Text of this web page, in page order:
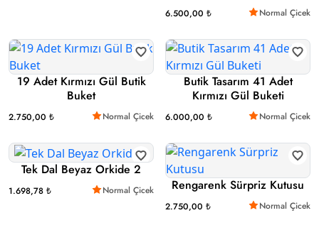
6.500,00 ₺ Normal Çicek
19 Adet Kırmızı Gül Butik
Buket
2.750,00 ₺ Normal Çicek
Butik Tasarım 41 Adet
Kırmızı Gül Buketi
6.000,00 ₺ Normal Çicek
Tek Dal Beyaz Orkide 2
1.698,78 ₺ Normal Çicek Rengarenk Sürpriz Kutusu
2.750,00 ₺ Normal Çicek